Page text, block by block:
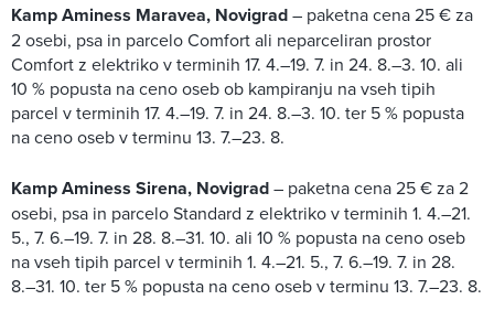
Kamp Aminess Maravea, Novigrad– paketna cena 25 € za
2 osebi, psa in parcelo Comfort ali neparceliran prostor
Comfort z elektriko v terminih 17. 4.–19. 7. in 24. 8.–3. 10. ali
10 % popusta na ceno oseb ob kampiranju na vseh tipih
parcel v terminih 17. 4.–19. 7. in 24. 8.–3. 10. ter 5 % popusta
na ceno oseb v terminu 13. 7.–23. 8.
Kamp Aminess Sirena, Novigrad– paketna cena 25 € za 2
osebi, psa in parcelo Standard z elektriko v terminih 1. 4.–21.
5., 7. 6.–19. 7. in 28. 8.–31. 10. ali 10 % popusta na ceno oseb
na vseh tipih parcel v terminih 1. 4.–21. 5., 7. 6.–19. 7. in 28.
8.–31. 10. ter 5 % popusta na ceno oseb v terminu 13. 7.–23. 8.